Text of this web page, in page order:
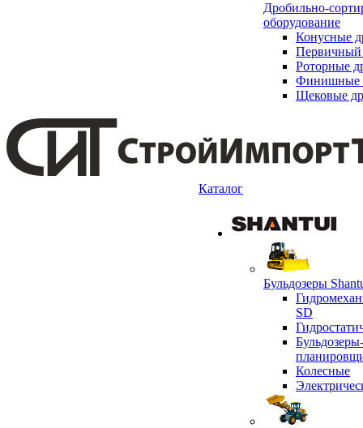
Дробильно-
оборудование
Конусные
Первичный
Роторные
Финишные
Щековые
Каталог
Бульдозеры
SD
Бульдозеры-
Колесные